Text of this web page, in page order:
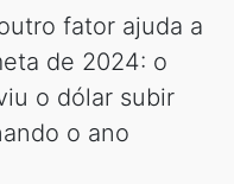
fator ajuda a
de 2024: o
o dólar subir
o ano